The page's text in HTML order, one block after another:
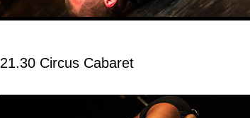
21.30 Circus Cabaret